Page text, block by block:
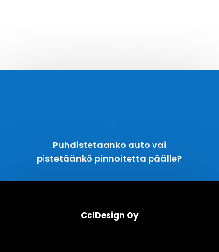
Puhdistetaanko auto vai
pistetäänkö pinnoitetta päälle?
CclDesign Oy